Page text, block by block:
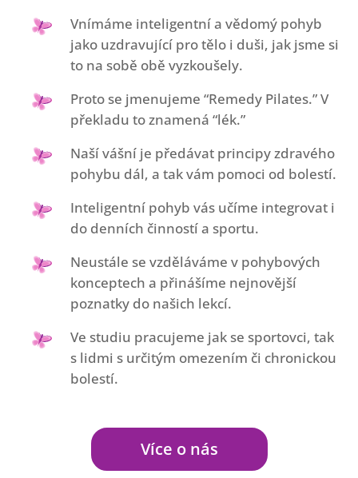
Vnímáme inteligentní a vědomý pohyb
jako uzdravující pro tělo i duši, jak jsme si
to na sobě obě vyzkoušely.
Proto se jmenujeme “Remedy Pilates.” V
překladu to znamená “lék.”
Naší vášní je předávat principy zdravého
pohybu dál, a tak vám pomoci od bolestí.
Inteligentní pohyb vás učíme integrovat i
do denních činností a sportu.
Neustále se vzděláváme v pohybových
konceptech a přinášíme nejnovější
poznatky do našich lekcí.
Ve studiu pracujeme jak se sportovci, tak
s lidmi s určitým omezením či chronickou
bolestí.
Více o nás